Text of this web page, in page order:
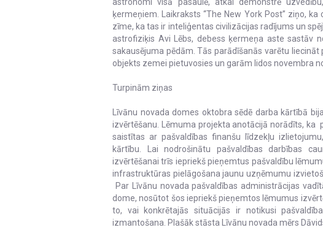
ķermeņiem. Laikraksts “The New York Post” ziņo,
zīme, ka tas ir inteliģentas civilizācijas radījums un
astrofiziķis Avi Lēbs, debess ķermeņa aste sastāv
sakausējuma pēdām. Tās parādīšanās varētu
objekts zemei pietuvosies un garām lidos novembra
Turpinām ziņas
Līvānu novada domes oktobra sēdē darba kārtībā
izvērtēšanu. Lēmuma projekta anotācijā norādīts, ka
saistītas ar pašvaldības finanšu līdzekļu
kārtību. Lai nodrošinātu pašvaldības darbības
izvērtēšanai trīs iepriekš pieņemtus pašvaldību
infrastruktūras pielāgošana jaunu uzņēmumu
Par Līvānu novada pašvaldības administrācijas
dome, nosūtot šos iepriekš pieņemtos lēmumus
to, vai konkrētajās situācijās ir notikusi
izmantošana. Plašāk stāsta Līvānu novada mērs